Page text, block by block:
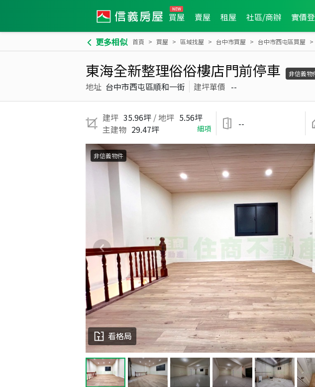
買屋 賣屋 租屋 社區/商辦 實價
更多相似 首頁 買屋 區域找屋 台中市買屋 台中市西屯區買屋
東海全新整理俗俗樓店門前停車 非信義物
地址 台中市西屯區順和一街 建坪單價 --
建坪 35.96坪 / 地坪 5.56坪
主建物 29.47坪 細項 --
看格局
非信義物件